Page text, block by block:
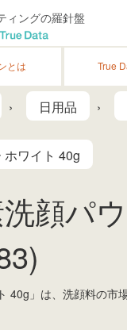
ィングの羅針盤
とは True
日用品
ワイト 40g
顔パ
40g」は、洗顔料の